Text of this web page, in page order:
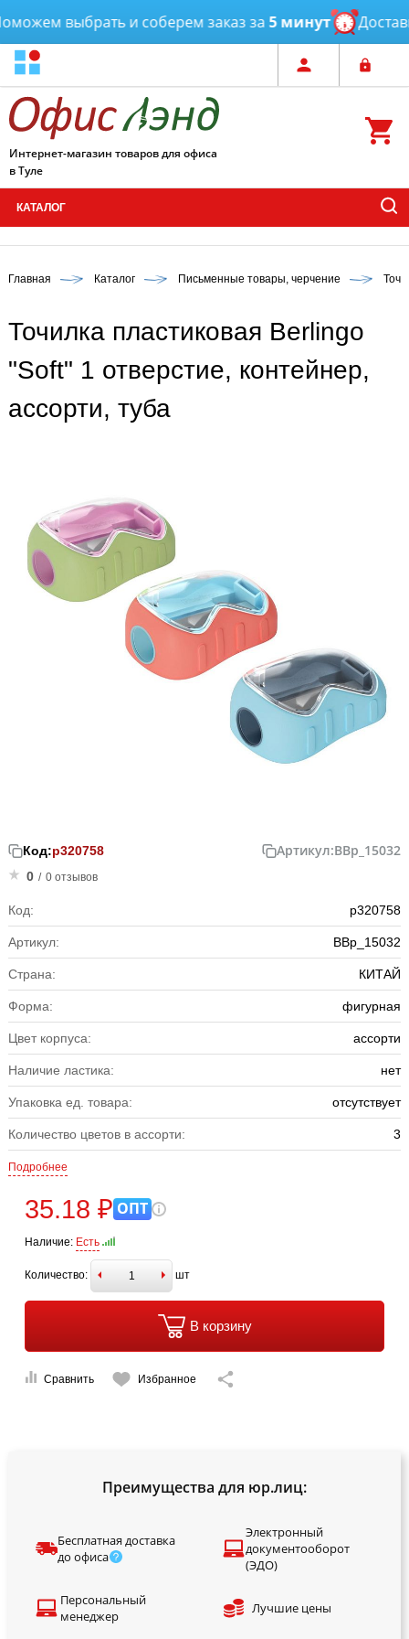
выбрать и соберем заказ за5 минут Доставка
Интернет-магазин товаров для офиса
в Туле
КАТАЛОГ
Главная Каталог Письменные товары, черчение
Точилка пластиковая Berlingo
"Soft" 1 отверстие, контейнер,
ассорти, туба
Код:р320758 Артикул:BBp_15032
0 / 0 отзывов
Код: р320758
Артикул: BBp_15032
Страна: КИТАЙ
Форма: фигурная
Цвет корпуса: ассорти
Наличие ластика: нет
Упаковка ед. товара: отсутствует
Количество цветов в ассорти: 3
Подробнее
35.18 ₽ ОПТ
Наличие: Есть
Количество: шт
В корзину
Сравнить Избранное
Преимущества для юр.лиц:
Бесплатная доставка
до офиса
Электронный
документооборот
(ЭДО)
Персональный
менеджер
Лучшие цены